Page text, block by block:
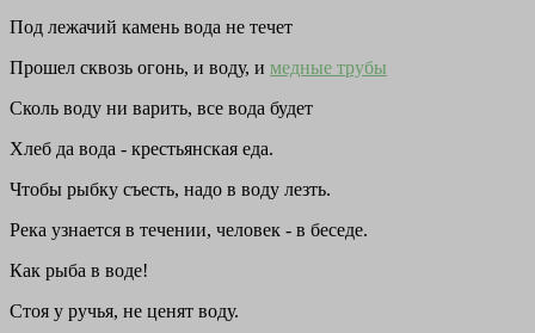
Под лежачий камень вода не течет
Прошел сквозь огонь, и воду, и медные трубы
Сколь воду ни варить, все вода будет
Хлеб да вода - крестьянская еда.
Чтобы рыбку съесть, надо в воду лезть.
Река узнается в течении, человек - в беседе.
Как рыба в воде!
Стоя у ручья, не ценят воду.